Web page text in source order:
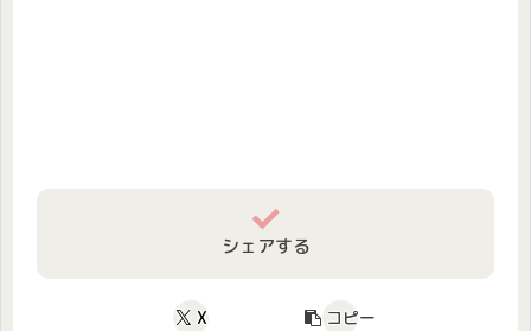
シェアする
X コピー